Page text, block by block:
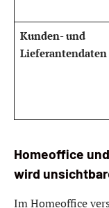
Kunden- und
Lieferantendaten
Homeoffice
wird
Im Homeoffice